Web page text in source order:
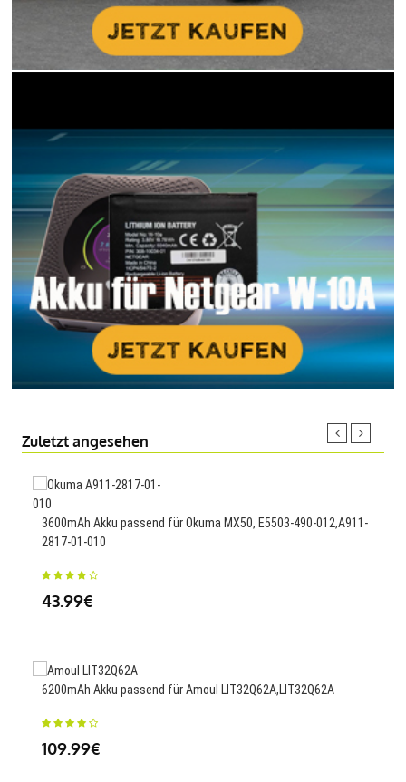
Zuletzt angesehen
3600mAh Akku passend für Okuma MX50, E5503-490-012,A911-
2817-01-010
43.99€
6200mAh Akku passend für Amoul LIT32Q62A,LIT32Q62A
109.99€